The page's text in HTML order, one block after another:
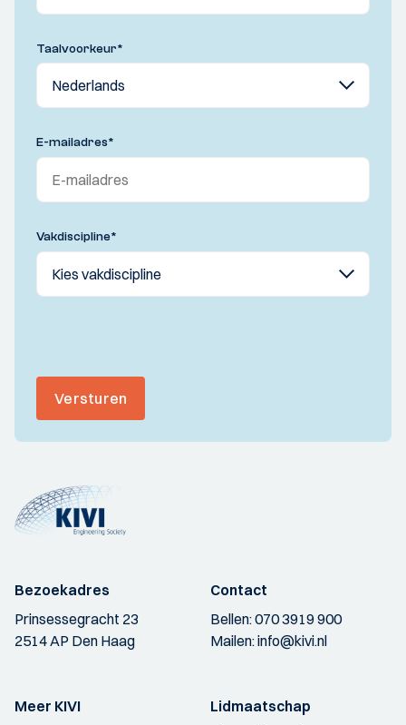
Taalvoorkeur*
E-mailadres*
Vakdiscipline*
Versturen
Bezoekadres
Prinsessegracht 23
2514 AP Den Haag
Contact
Bellen:070 3919 900
Mailen:info@kivi.nl
Meer KIVI
Lidmaatschap